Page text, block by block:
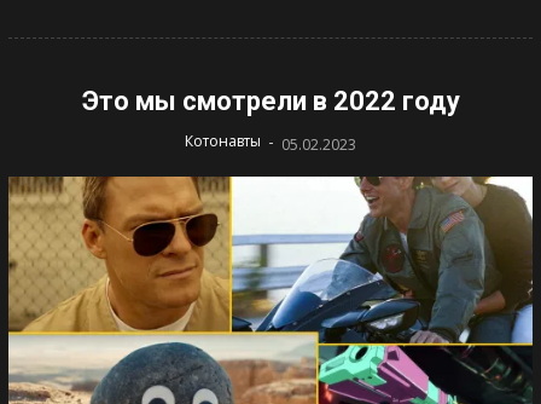
Это мы смотрели в 2022 году
Котонавты - 05.02.2023